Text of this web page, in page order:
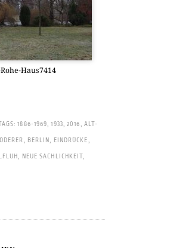
Haus7414
1886-1969,1933,2016, ALT-
, BERLIN, EINDRÜCKE,
, NEUE SACHLICHKEIT,